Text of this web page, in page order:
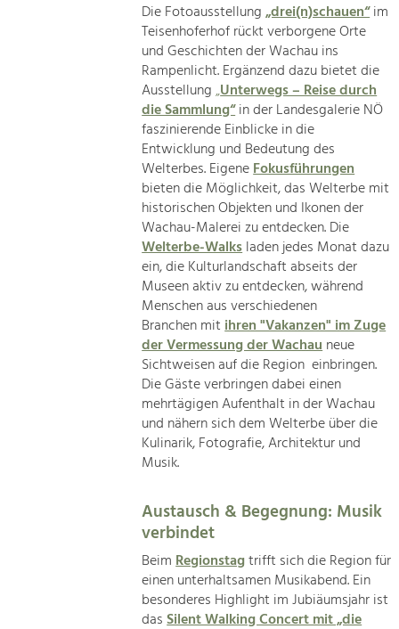
Die Fotoausstellung„drei(n)schauen“im
Teisenhoferhof rückt verborgene Orte
und Geschichten der Wachau ins
Rampenlicht. Ergänzend dazu bietet die
Ausstellung„Unterwegs – Reise durch
die Sammlung“in der Landesgalerie NÖ
faszinierende Einblicke in die
Entwicklung und Bedeutung des
Welterbes. EigeneFokusführungen
bieten die Möglichkeit, das Welterbe mit
historischen Objekten und Ikonen der
Wachau-Malerei zu entdecken. Die
Welterbe-Walksladen jedes Monat dazu
ein, die Kulturlandschaft abseits der
Museen aktiv zu entdecken, während
Menschen aus verschiedenen
Branchen mitihren "Vakanzen" im Zuge
der Vermessung der Wachauneue
Sichtweisen auf die Region einbringen.
Die Gäste verbringen dabei einen
mehrtägigen Aufenthalt in der Wachau
und nähern sich dem Welterbe über die
Kulinarik, Fotografie, Architektur und
Musik.
Austausch & Begegnung: Musik
verbindet
BeimRegionstagtrifft sich die Region für
einen unterhaltsamen Musikabend. Ein
besonderes Highlight im Jubiäumsjahr ist
dasSilent Walking Concert mit „die